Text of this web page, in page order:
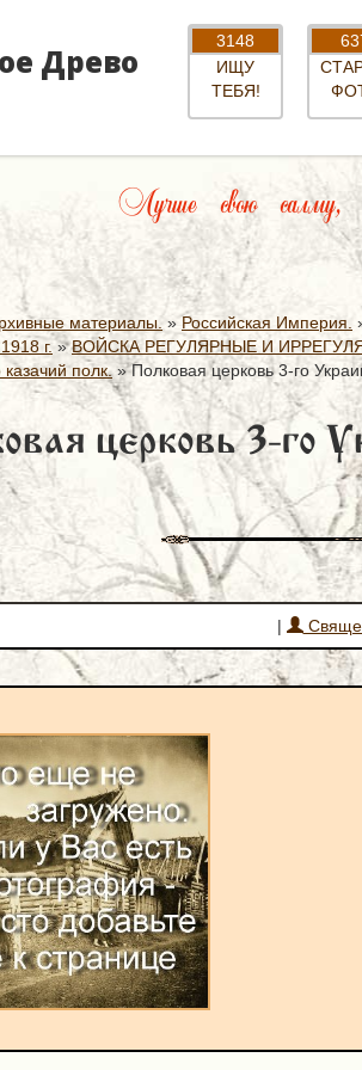
Древо
3148
ИЩУ
ТЕБЯ!
Лучше свою салму,
материалы. »Российская Империя.
г.»ВОЙСКА РЕГУЛЯРНЫЕ И
казачий полк. »Полковая церковь 3-го
церковь 3-го
|